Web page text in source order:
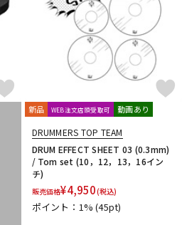
新品 WEB注文店頭受取可 動画あり
DRUMMERS TOP TEAM
DRUM EFFECT SHEET 03 (0.3mm)
/ Tom set (10，12，13，16イン
チ)
販売価格¥4,950(税込)
ポイント：1%(45pt)